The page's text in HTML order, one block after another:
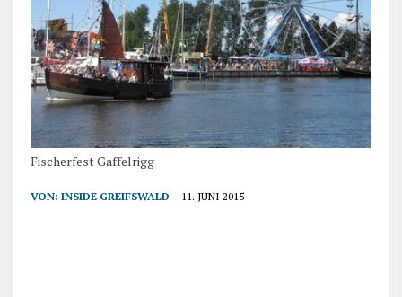
Fischerfest Gaffelrigg
VON: INSIDE GREIFSWALD 11. JUNI 2015